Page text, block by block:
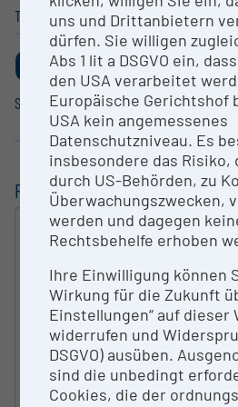
Technische Wissen­schaften
Sozial­wis­sen­schaften
0 ,278% 0
FILTERUNG
VOLLTEXT
ART DER
KATEGORIE NACH ÖFOS 2012
uns und Drittanbietern
dürfen. Sie willigen
Abs 1 lit a DSGVO ein,
den USA verarbeitet
Europäische Gerichtshof
USA kein angemessenes
Datenschutzniveau. Es
insbesondere das Risiko,
durch US-Behörden, zu
Überwachungszwecken,
werden und dagegen
Rechtsbehelfe erhoben
Ihre Einwilligung können
Wirkung für die Zukunft
Einstellungen“ auf dieser
widerrufen und
DSGVO) ausüben.
sind die unbedingt
Cookies, die der